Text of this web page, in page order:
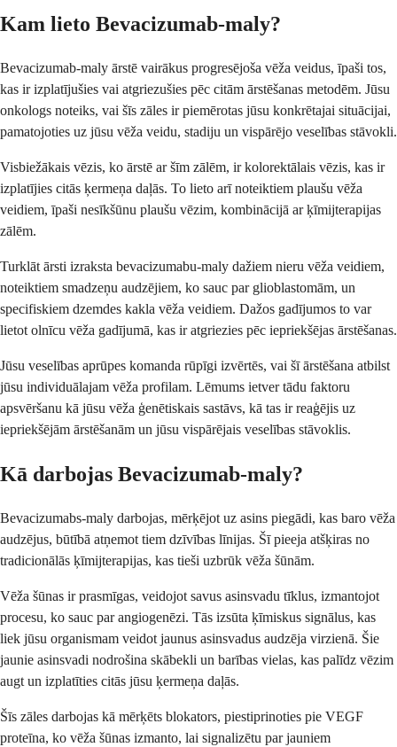
Kam lieto Bevacizumab-maly?
Bevacizumab-maly ārstē vairākus progresējoša vēža veidus, īpaši tos,
kas ir izplatījušies vai atgriezušies pēc citām ārstēšanas metodēm. Jūsu
onkologs noteiks, vai šīs zāles ir piemērotas jūsu konkrētajai situācijai,
pamatojoties uz jūsu vēža veidu, stadiju un vispārējo veselības stāvokli.
Visbiežākais vēzis, ko ārstē ar šīm zālēm, ir kolorektālais vēzis, kas ir
izplatījies citās ķermeņa daļās. To lieto arī noteiktiem plaušu vēža
veidiem, īpaši nesīkšūnu plaušu vēzim, kombinācijā ar ķīmijterapijas
zālēm.
Turklāt ārsti izraksta bevacizumabu-maly dažiem nieru vēža veidiem,
noteiktiem smadzeņu audzējiem, ko sauc par glioblastomām, un
specifiskiem dzemdes kakla vēža veidiem. Dažos gadījumos to var
lietot olnīcu vēža gadījumā, kas ir atgriezies pēc iepriekšējas ārstēšanas.
Jūsu veselības aprūpes komanda rūpīgi izvērtēs, vai šī ārstēšana atbilst
jūsu individuālajam vēža profilam. Lēmums ietver tādu faktoru
apsvēršanu kā jūsu vēža ģenētiskais sastāvs, kā tas ir reaģējis uz
iepriekšējām ārstēšanām un jūsu vispārējais veselības stāvoklis.
Kā darbojas Bevacizumab-maly?
Bevacizumabs-maly darbojas, mērķējot uz asins piegādi, kas baro vēža
audzējus, būtībā atņemot tiem dzīvības līnijas. Šī pieeja atšķiras no
tradicionālās ķīmijterapijas, kas tieši uzbrūk vēža šūnām.
Vēža šūnas ir prasmīgas, veidojot savus asinsvadu tīklus, izmantojot
procesu, ko sauc par angiogenēzi. Tās izsūta ķīmiskus signālus, kas
liek jūsu organismam veidot jaunus asinsvadus audzēja virzienā. Šie
jaunie asinsvadi nodrošina skābekli un barības vielas, kas palīdz vēzim
augt un izplatīties citās jūsu ķermeņa daļās.
Šīs zāles darbojas kā mērķēts blokators, piestiprinoties pie VEGF
proteīna, ko vēža šūnas izmanto, lai signalizētu par jauniem